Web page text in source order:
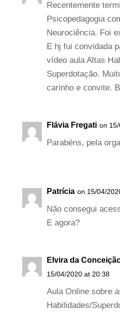
Recentemente
Psicopedagogia
Neurociência. Foi
E hj fui convidada
vídeo aula Altas
Superdotação.
carinho e convite.
Flávia Fregati on
Parabéns, pela
Patrícia on 15/04/
Não consegui
E agora?
Elvira da
15/04/2020 at 20:38
Aula Online sobre
Habilidades/